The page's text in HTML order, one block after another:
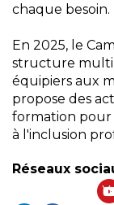
chaque besoin.
En 2025, le
structure
équipiers aux
propose des
formation pour
à l'inclusion
Réseaux